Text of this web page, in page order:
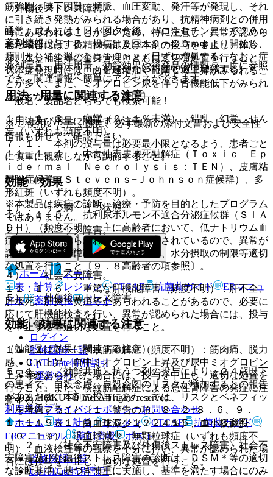
筋強剛、嚥下困難、頻脈、血圧変動、発汗等が発現し、それ
に引き続き発熱がみられる場合があり、抗精神病剤との併用
時にあらわれることが多いため、特に注意し、異常が認めら
れた場合には、抗精神病剤及び本剤の投与を中止し、体冷
却、水分補給等の全身管理とともに適切な処置を行うこと
（本症発現時には、白血球増加や血清ＣＫ上昇がみられるこ
とが多く、また、ミオグロビン尿を伴う腎機能低下がみられ
ることがある）〔１０．２参照〕。
１１．１．３． 痙攣（０．１％未満）、錯乱、幻覚、せん
妄（いずれも頻度不明）。
１１．１．４． 中毒性表皮壊死融解症（Ｔｏｘｉｃ Ｅｐ
ｉｄｅｒｍａｌ Ｎｅｃｒｏｌｙｓｉｓ：ＴＥＮ）、皮膚粘
膜眼症候群（Ｓｔｅｖｅｎｓ−Ｊｏｈｎｓｏｎ症候群）、多
形紅斑（いずれも頻度不明）。
１１．１．５． 抗利尿ホルモン不適合分泌症候群（ＳＩＡ
ＤＨ）（頻度不明）：主に高齢者において、低ナトリウム血
症、痙攣等があらわれることが報告されているので、異常が
認められた場合には、投与を中止し、水分摂取の制限等適切
な処置を行うこと〔９．８高齢者の項参照〕。
１１．１．６． 重篤な肝機能障害（頻度不明）：肝不全、
肝壊死、肝炎、黄疸等があらわれることがあるので、必要に
応じて肝機能検査を行い、異常が認められた場合には、投与
を中止する等適切な処置を行うこと。
１１．１．７． 横紋筋融解症（頻度不明）：筋肉痛、脱力
感、ＣＫ上昇、血中ミオグロビン上昇及び尿中ミオグロビン
上昇等があらわれた場合には、投与を中止し、適切な処置を
行うこと。また、横紋筋融解症による急性腎障害の発症に注
意すること。
１１．１．８． 白血球減少（２．４％）、血小板減少
（０．１％）、汎血球減少、無顆粒球症（いずれも頻度不
明）：血液検査等の観察を十分に行い、異常が認められた場
合には投与を中止し、適切な処置を行うこと。
〈外傷後ストレス障害〉
通常、成人には１日１回夕食後、パロキセチンとして２０ｍ
ｇを経口投与する。投与は１回１０〜２０ｍｇより開始し、
原則として１週ごとに１０ｍｇ／日ずつ増量する。なお、症
状により１日４０ｍｇを超えない範囲で適宜増減する。
用法・用量に関連する注意
（用法及び用量に関連する注意）
７．１． 本剤の投与量は必要最小限となるよう、患者ごと
に慎重に観察しながら調節すること。
効能・効果
１）． うつ病・うつ状態。
２）． パニック障害。
３）． 強迫性障害。
４）． 社会不安障害。
５）． 外傷後ストレス障害。
効能・効果に関連する注意
（効能又は効果に関連する注意）
５．１． 〈効能共通〉抗うつ剤の投与により、２４歳以下
の患者で、自殺念慮、自殺企図のリスクが増加するとの報告
があるため、本剤の投与にあたっては、リスクとベネフィッ
トを考慮すること〔１．警告の項、８．２−８．６、９．
１．１、９．１．２、１５．１．２、１５．１．３参照〕。
５．２． 〈社会不安障害及び外傷後ストレス障害〉社会不
安障害及び外傷後ストレス障害の診断は、ＤＳＭ＊等の適切
な診断基準に基づき慎重に実施し、基準を満たす場合にのみ
薬剤情報
薬剤写真、用法用量、効能効果や後発品の情報が一度に参照
でき、関連情報へ簡単にアクセスができます。
一般名、製品名どちらでも検索可能！
※ ご使用いただく際に、必ず最新の添付文書および安全性
情報も併せてご確認下さい。
※本製品は疾病の診断・治療・予防を目的としたプログラム
ではありません。
ホーム
ノート
表・計算
レジメン CTCAE 抗菌薬ガイド
ERマニュ
アル
薬剤情報 ポスト
新規登録
ログイン
監修医師一覧
UpToDate特別割引
運営会社
© 2021 HOKUTO Inc. All rights reserved.
利用規約プライバシーポリシーお問い合わせ
ホーム
表・計算 レジメン CTCAE
抗菌薬ガイド
ERマニュアル
薬剤情報 ポスト
監修医師一覧
UpToDate特別割引